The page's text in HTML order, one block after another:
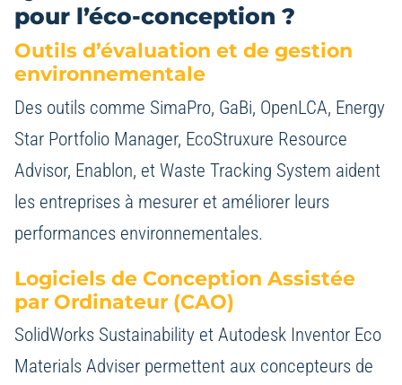
pour l’éco-conception ?
Outils d’évaluation et de gestion
environnementale
Des outils comme SimaPro, GaBi, OpenLCA, Energy
Star Portfolio Manager, EcoStruxure Resource
Advisor, Enablon, et Waste Tracking System aident
les entreprises à mesurer et améliorer leurs
performances environnementales.
Logiciels de Conception Assistée
par Ordinateur (CAO)
SolidWorks Sustainability et Autodesk Inventor Eco
Materials Adviser permettent aux concepteurs de